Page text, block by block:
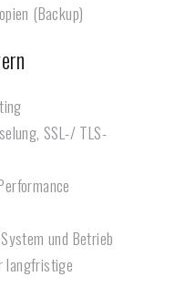
(Backup)
SSL-/ TLS-
und Betrieb
langfristige